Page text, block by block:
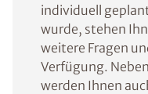
individuell
wurde, stehen
weitere Fragen
Verfügung.
werden Ihnen